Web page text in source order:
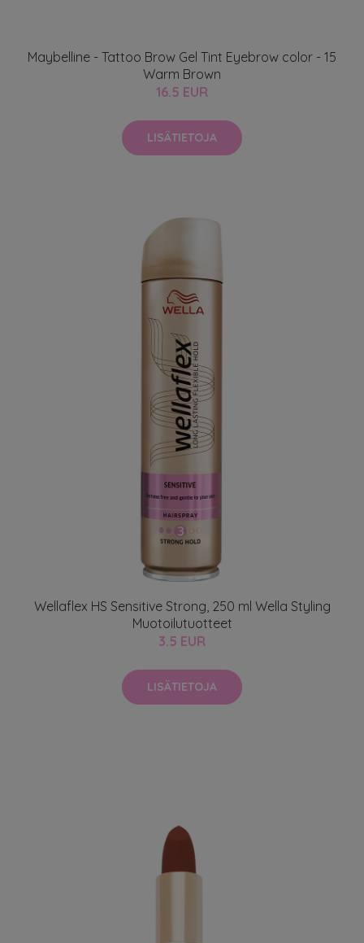
Maybelline - Tattoo Brow Gel Tint Eyebrow color - 15
Warm Brown
16.5 EUR
LISÄTIETOJA
Wellaflex HS Sensitive Strong, 250 ml Wella Styling
Muotoilutuotteet
3.5 EUR
LISÄTIETOJA